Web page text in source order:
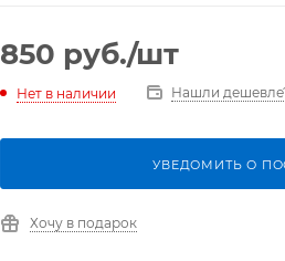
850 руб./шт
Нет в наличии Нашли
УВЕДОМИТЬ О
Хочу в подарок